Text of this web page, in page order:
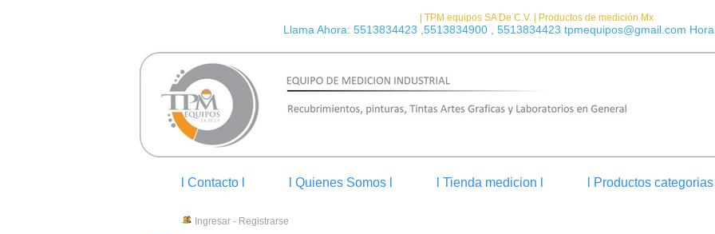
| TPM equipos SA De C.V. | Productos de medición Mx
Llama Ahora: 5513834423 ,5513834900 , 5513834423 tpmequipos@gmail.com
l Contacto l l Quienes Somos l l Tienda medicion l l Productos
Ingresar - Registrarse